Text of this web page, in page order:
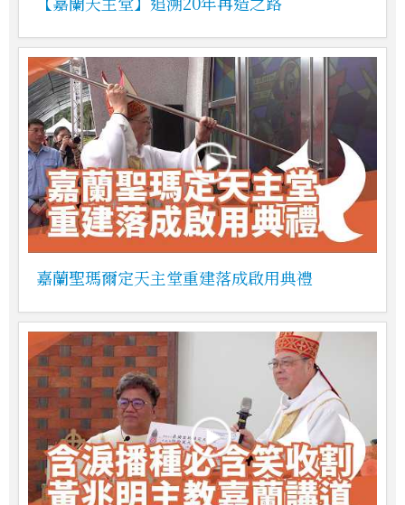
嘉蘭聖瑪爾定天主堂重建落成啟用典禮